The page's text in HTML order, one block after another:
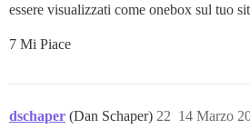
essere visualizzati come onebox sul tuo
7 Mi Piace
dschaper (Dan Schaper) 14 Marzo
22